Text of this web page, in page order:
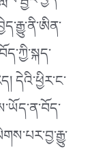
དེའི་ཕྱིར་ང་